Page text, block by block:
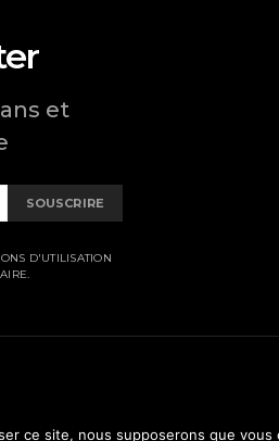
et
SOUSCRIRE
D'UTILISATION
ce site, nous supposerons que vous